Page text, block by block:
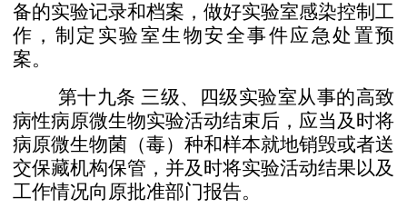
备的实验记录和档案，做好实验室感染控制工
作，制定实验室生物安全事件应急处置预
案。
第十九条 三级、四级实验室从事的高致
病性病原微生物实验活动结束后，应当及时将
病原微生物菌（毒）种和样本就地销毁或者送
交保藏机构保管，并及时将实验活动结果以及
工作情况向原批准部门报告。